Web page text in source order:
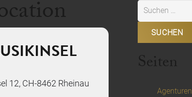
12, CH-8462 Rheinau
Suchen
nach:
Seiten
Agenturen